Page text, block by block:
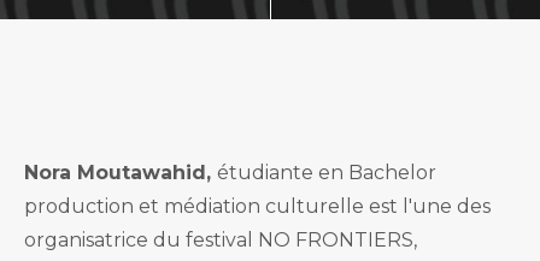
Nora Moutawahid, étudiante en Bachelor
production et médiation culturelle est l'une des
organisatrice du festival NO FRONTIERS,